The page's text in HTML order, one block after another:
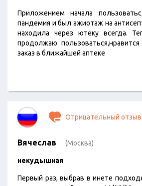
Приложением начала
пандемия и был ажиотаж на
находила через ютеку всегда.
продолжаю
заказ в ближайшей аптеке
Отрицательный отзыв
Вячеслав (Москва)
некудышная
Первый раз, выбрав в инете